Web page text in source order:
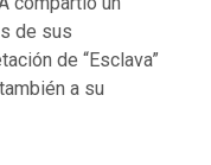
de sus
de “Esclava”
a su